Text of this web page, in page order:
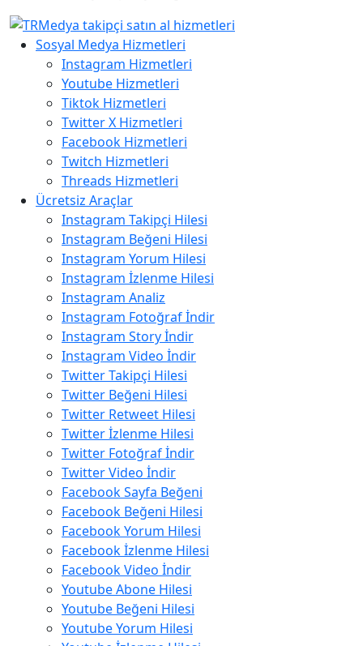
Sosyal Medya Hizmetleri
Instagram Hizmetleri
Youtube Hizmetleri
Tiktok Hizmetleri
Twitter X Hizmetleri
Facebook Hizmetleri
Twitch Hizmetleri
Threads Hizmetleri
Ücretsiz Araçlar
Instagram Takipçi Hilesi
Instagram Beğeni Hilesi
Instagram Yorum Hilesi
Instagram İzlenme Hilesi
Instagram Analiz
Instagram Fotoğraf İndir
Instagram Story İndir
Instagram Video İndir
Twitter Takipçi Hilesi
Twitter Beğeni Hilesi
Twitter Retweet Hilesi
Twitter İzlenme Hilesi
Twitter Fotoğraf İndir
Twitter Video İndir
Facebook Sayfa Beğeni
Facebook Beğeni Hilesi
Facebook Yorum Hilesi
Facebook İzlenme Hilesi
Facebook Video İndir
Youtube Abone Hilesi
Youtube Beğeni Hilesi
Youtube Yorum Hilesi